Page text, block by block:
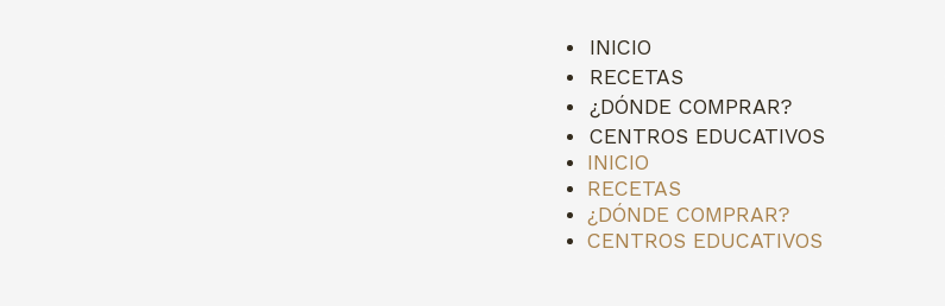
INICIO
RECETAS
¿DÓNDE COMPRAR?
CENTROS EDUCATIVOS
INICIO
RECETAS
¿DÓNDE COMPRAR?
CENTROS EDUCATIVOS